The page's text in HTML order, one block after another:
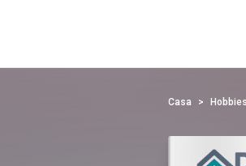
Casa Hobbies